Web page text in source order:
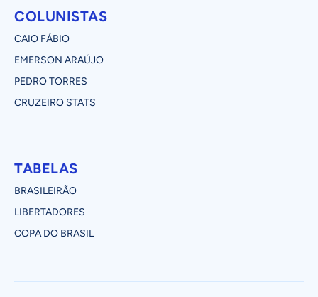
COLUNISTAS
CAIO FÁBIO
EMERSON ARAÚJO
PEDRO TORRES
CRUZEIRO STATS
TABELAS
BRASILEIRÃO
LIBERTADORES
COPA DO BRASIL